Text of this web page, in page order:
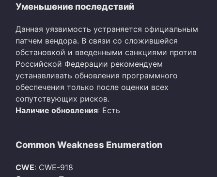
Уменьшение последствий
Данная уязвимость устраняется официальным
патчем вендора. В связи со сложившейся
обстановкой и введенными санкциями против
Российской Федерации рекомендуем
устанавливать обновления программного
обеспечения только после оценки всех
сопутствующих рисков.
Наличие обновления: Есть
Common Weakness Enumeration
CWE: CWE-918